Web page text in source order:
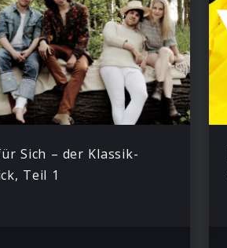
Sich – der Klassik-
Teil 1